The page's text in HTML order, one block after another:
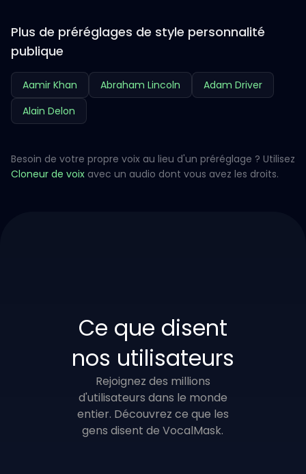
Plus de préréglages de style personnalité
publique
Aamir Khan Abraham Lincoln
Adam Driver
Alain Delon
Besoin de votre propre voix au lieu d'un préréglage ? Utilisez
Cloneur de voix avec un audio dont vous avez les droits.
Ce que disent
nos utilisateurs
Rejoignez des millions
d'utilisateurs dans le monde
entier. Découvrez ce que les
gens disent de VocalMask.